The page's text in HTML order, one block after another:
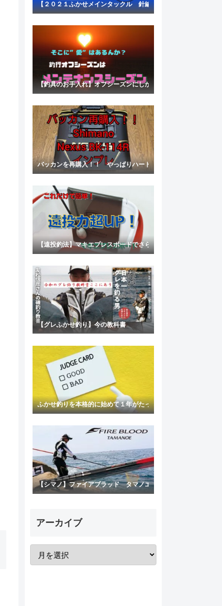
【２０２１ふかせメインタックル 針編】基準を持つことの大
【釣具のお手入れ】オフシーズンにしかできないことがある
バッカンを再購入！！ やっぱりハードがいい！！ SHIMANO
【遠投釣法】マキエプレスボードでさらなる遠投力を手に入れろ
【グレふかせ釣り】今の教科書
ふかせ釣りを本格的に始めて１年がたった今、思うこと ～道具
【シマノ】ファイアブラッド タマノエは固着なしの優れもの
アーカイブ